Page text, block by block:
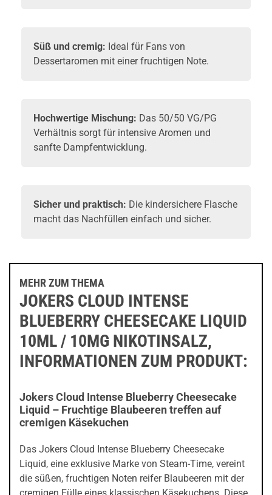
Süß und cremig: Ideal für Fans von
Dessertaromen mit einer fruchtigen Note.
Hochwertige Mischung: Das 50/50 VG/PG
Verhältnis sorgt für intensive Aromen und
sanfte Dampfentwicklung.
Sicher und praktisch: Die kindersichere Flasche
macht das Nachfüllen einfach und sicher.
MEHR ZUM THEMA
JOKERS CLOUD INTENSE
BLUEBERRY CHEESECAKE LIQUID
10ML / 10MG NIKOTINSALZ,
INFORMATIONEN ZUM PRODUKT:
Jokers Cloud Intense Blueberry Cheesecake
Liquid – Fruchtige Blaubeeren treffen auf
cremigen Käsekuchen
Das Jokers Cloud Intense Blueberry Cheesecake
Liquid, eine exklusive Marke von Steam-Time, vereint
die süßen, fruchtigen Noten reifer Blaubeeren mit der